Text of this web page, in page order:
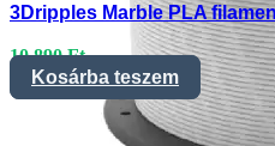
3Dripples Marble PLA
10.890Ft
Kosárba teszem